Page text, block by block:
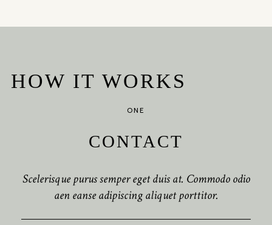
HOW IT WORKS
ONE
CONTACT
Scelerisque purus semper eget duis at. Commodo odio
aen eanse adipiscing aliquet porttitor.